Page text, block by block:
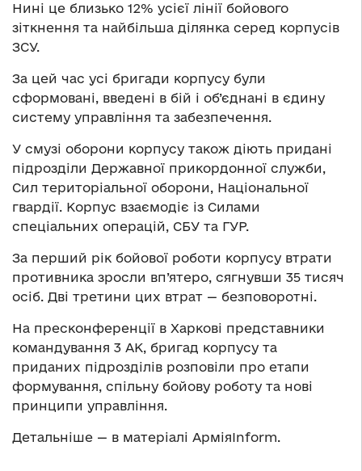
Нині це близько 12% усієї лінії бойового
зіткнення та найбільша ділянка серед корпусів
ЗСУ.
За цей час усі бригади корпусу були
сформовані, введені в бій і об’єднані в єдину
систему управління та забезпечення.
У смузі оборони корпусу також діють придані
підрозділи Державної прикордонної служби,
Сил територіальної оборони, Національної
гвардії. Корпус взаємодіє із Силами
спеціальних операцій, СБУ та ГУР.
За перший рік бойової роботи корпусу втрати
противника зросли вп’ятеро, сягнувши 35 тисяч
осіб. Дві третини цих втрат — безповоротні.
На пресконференції в Харкові представники
командування 3 АК, бригад корпусу та
приданих підрозділів розповіли про етапи
формування, спільну бойову роботу та нові
принципи управління.
Детальніше — в матеріалі АрміяInform.